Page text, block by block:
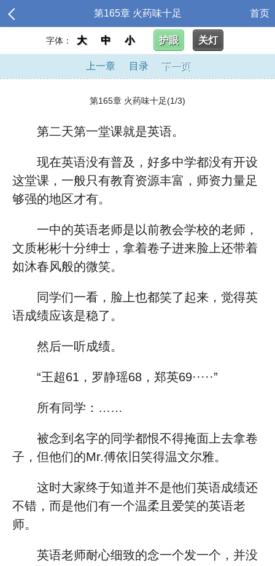
第165章 火药味十足 首页
字体： 大 中 小 护眼 关灯
上一章 目录 下一页
第165章 火药味十足(1/3)
第二天第一堂课就是英语。
现在英语没有普及，好多中学都没有开设
这堂课，一般只有教育资源丰富，师资力量足
够强的地区才有。
一中的英语老师是以前教会学校的老师，
文质彬彬十分绅士，拿着卷子进来脸上还带着
如沐春风般的微笑。
同学们一看，脸上也都笑了起来，觉得英
语成绩应该是稳了。
然后一听成绩。
“王超61，罗静瑶68，郑英69·····”
所有同学：……
被念到名字的同学都恨不得掩面上去拿卷
子，但他们的Mr.傅依旧笑得温文尔雅。
这时大家终于知道并不是他们英语成绩还
不错，而是他们有一个温柔且爱笑的英语老
师。
英语老师耐心细致的念一个发一个，并没